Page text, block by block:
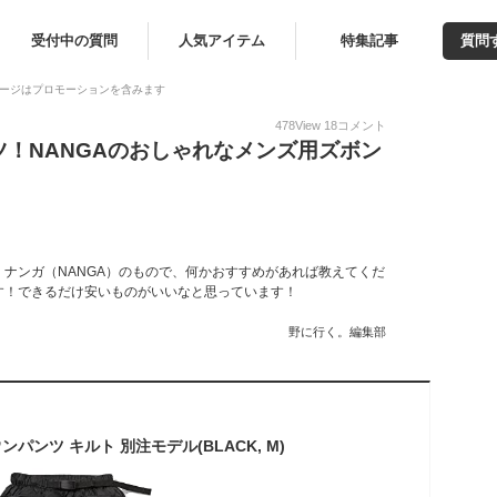
受付中の質問 人気アイテム 特集記事 質問
ジはプロモーションを含みます
478View 18コメント
！NANGAのおしゃれなメンズ用ズボン
ンガ（NANGA）のもので、何かおすすめがあれば教えてくだ
できるだけ安いものがいいなと思っています！
野に行く。編集部
パンツ キルト 別注モデル(BLACK, M)